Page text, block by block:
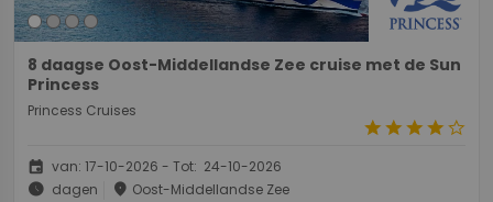
8 daagse Oost-Middellandse Zee cruise met de Sun
Princess
Princess Cruises
starstarstarstarstar_border
event van: 17-10-2026 - Tot: 24-10-2026
schedule dagen place Oost-Middellandse Zee